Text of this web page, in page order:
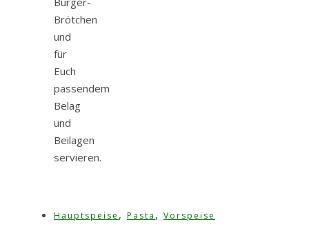
Brötchen
und
für
Euch
passendem
Belag
und
Beilagen
servieren.
Hauptspeise , Pasta , Vorspeise